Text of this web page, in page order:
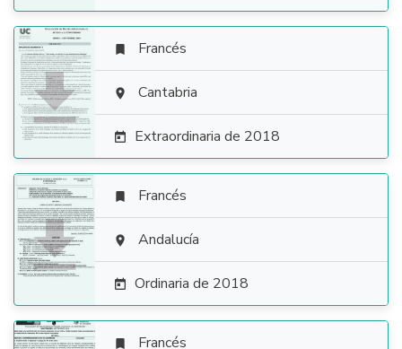

 Francés
 Cantabria
 Extraordinaria de 2018

 Francés
 Andalucía
 Ordinaria de 2018
 Francés